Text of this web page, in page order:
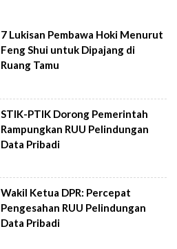
7 Lukisan Pembawa Hoki Menurut
Feng Shui untuk Dipajang di
Ruang Tamu
STIK-PTIK Dorong Pemerintah
Rampungkan RUU Pelindungan
Data Pribadi
Wakil Ketua DPR: Percepat
Pengesahan RUU Pelindungan
Data Pribadi